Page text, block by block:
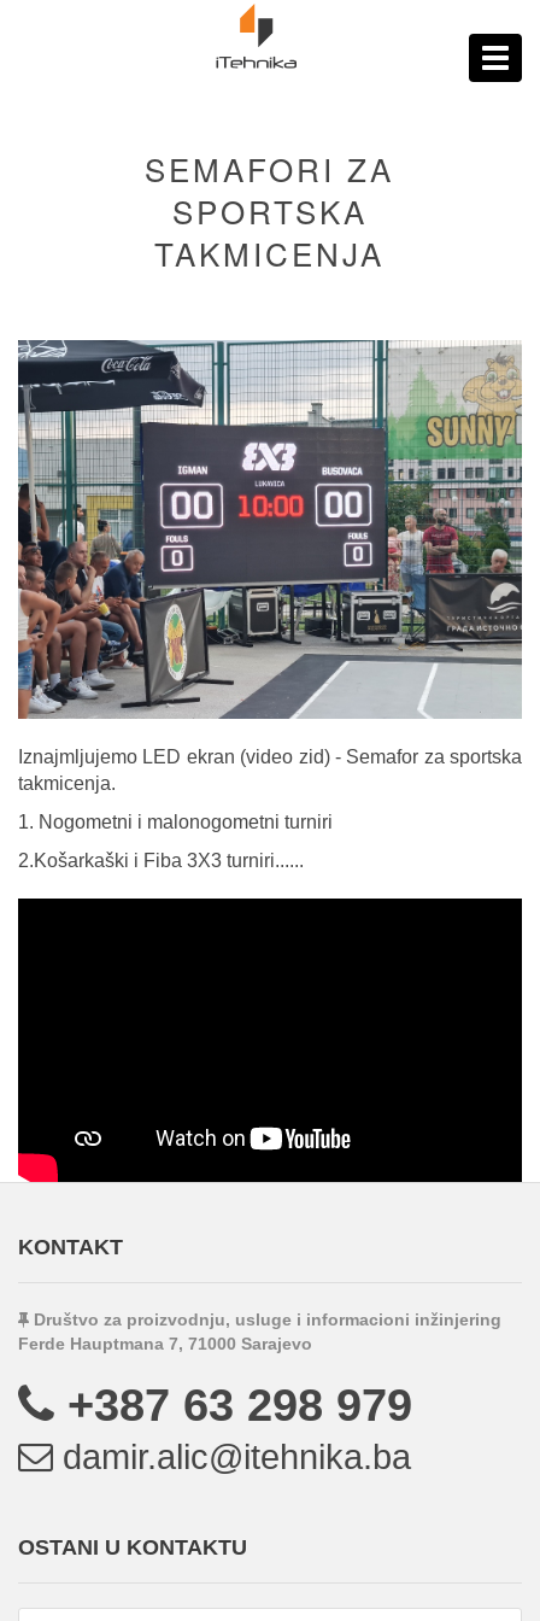
SEMAFORI ZA
SPORTSKA
TAKMICENJA
Iznajmljujemo LED ekran (video zid) - Semafor za sportska
takmicenja.
1. Nogometni i malonogometni turniri
2.Košarkaški i Fiba 3X3 turniri......
KONTAKT
Društvo za proizvodnju, usluge i informacioni inžinjering
Ferde Hauptmana 7, 71000 Sarajevo
+387 63 298 979
damir.alic@itehnika.ba
OSTANI U KONTAKTU